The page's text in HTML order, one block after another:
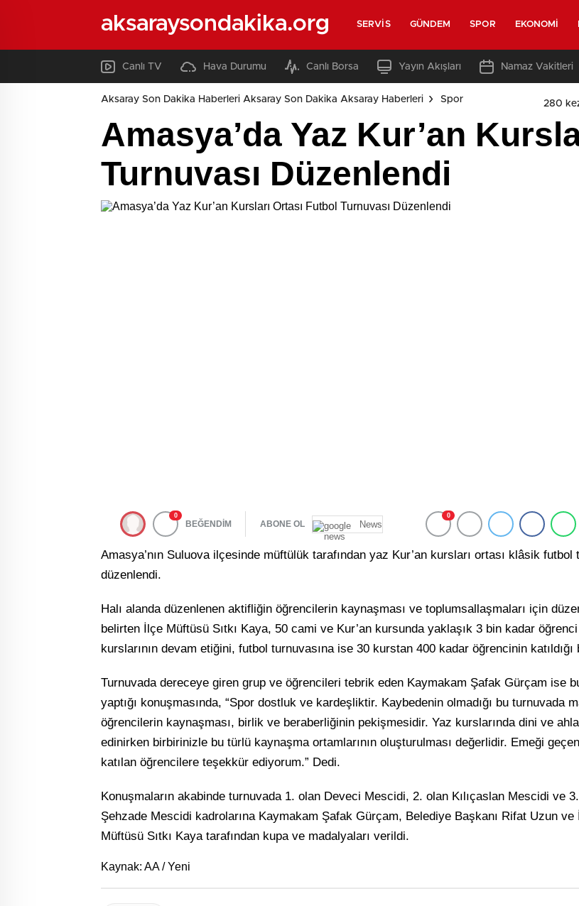
aksaraysondakika.org SERVIS GÜNDEM SPOR EKONOMI
Canlı TV Hava Durumu Canlı Borsa Yayın Akışları Namaz Vakitleri
Aksaray Son Dakika Haberleri Aksaray Son Dakika Aksaray Haberleri Spor 280
Amasya’da Yaz Kur’an
Turnuvası Düzenlendi
0
BEĞENDİM ABONE OL News
0
Amasya’nın Suluova ilçesinde müftülük tarafından yaz Kur’an kursları ortası klâsik futbol
düzenlendi.
Halı alanda düzenlenen aktifliğin öğrencilerin kaynaşması ve toplumsallaşmaları için
belirten İlçe Müftüsü Sıtkı Kaya, 50 cami ve Kur’an kursunda yaklaşık 3 bin kadar
kurslarının devam etiğini, futbol turnuvasına ise 30 kurstan 400 kadar öğrencinin katıldığı
Turnuvada dereceye giren grup ve öğrencileri tebrik eden Kaymakam Şafak Gürçam ise
yaptığı konuşmasında, “Spor dostluk ve kardeşliktir. Kaybedenin olmadığı bu turnuvada
öğrencilerin kaynaşması, birlik ve beraberliğinin pekişmesidir. Yaz kurslarında dini ve
edinirken birbirinizle bu türlü kaynaşma ortamlarının oluşturulması değerlidir. Emeği
katılan öğrencilere teşekkür ediyorum.” Dedi.
Konuşmaların akabinde turnuvada 1. olan Deveci Mescidi, 2. olan Kılıçaslan Mescidi ve
Şehzade Mescidi kadrolarına Kaymakam Şafak Gürçam, Belediye Başkanı Rifat Uzun ve
Müftüsü Sıtkı Kaya tarafından kupa ve madalyaları verildi.
Kaynak: AA / Yeni